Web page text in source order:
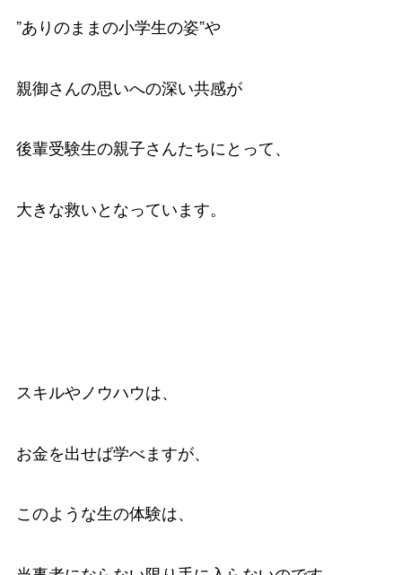
”ありのままの小学生の姿”や
親御さんの思いへの深い共感が
後輩受験生の親子さんたちにとって、
大きな救いとなっています。
スキルやノウハウは、
お金を出せば学べますが、
このような生の体験は、